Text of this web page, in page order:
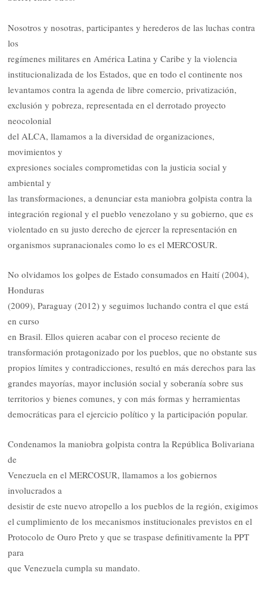
Nosotros y nosotras, participantes y herederos de las luchas contra
los
regímenes militares en América Latina y Caribe y la violencia
institucionalizada de los Estados, que en todo el continente nos
levantamos contra la agenda de libre comercio, privatización,
exclusión y pobreza, representada en el derrotado proyecto
neocolonial
del ALCA, llamamos a la diversidad de organizaciones,
movimientos y
expresiones sociales comprometidas con la justicia social y
ambiental y
las transformaciones, a denunciar esta maniobra golpista contra la
integración regional y el pueblo venezolano y su gobierno, que es
violentado en su justo derecho de ejercer la representación en
organismos supranacionales como lo es el MERCOSUR.
No olvidamos los golpes de Estado consumados en Haití (2004),
Honduras
(2009), Paraguay (2012) y seguimos luchando contra el que está
en curso
en Brasil. Ellos quieren acabar con el proceso reciente de
transformación protagonizado por los pueblos, que no obstante sus
propios límites y contradicciones, resultó en más derechos para las
grandes mayorías, mayor inclusión social y soberanía sobre sus
territorios y bienes comunes, y con más formas y herramientas
democráticas para el ejercicio político y la participación popular.
Condenamos la maniobra golpista contra la República Bolivariana
de
Venezuela en el MERCOSUR, llamamos a los gobiernos
involucrados a
desistir de este nuevo atropello a los pueblos de la región, exigimos
el cumplimiento de los mecanismos institucionales previstos en el
Protocolo de Ouro Preto y que se traspase definitivamente la PPT
para
que Venezuela cumpla su mandato.